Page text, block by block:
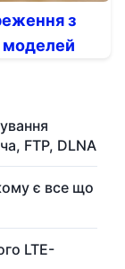
з
FTP, DLNA
є все що
LTE-